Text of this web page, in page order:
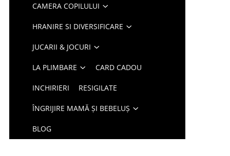
CAMERA COPILULUI
HRANIRE SI DIVERSIFICARE
JUCARII & JOCURI
LA PLIMBARE CARD CADOU
INCHIRIERI RESIGILATE
ÎNGRIJIRE MAMĂ ȘI BEBELUȘ
BLOG